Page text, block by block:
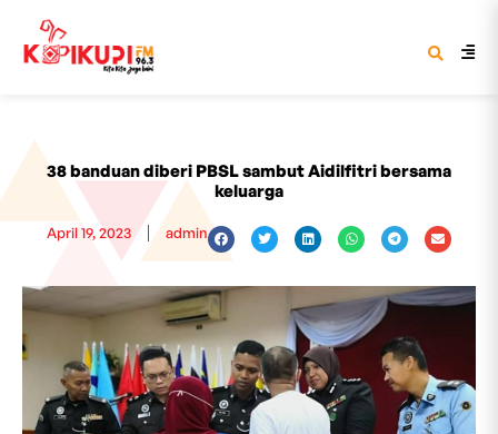
38 banduan diberi PBSL sambut Aidilfitri bersama
keluarga
April 19, 2023 admin